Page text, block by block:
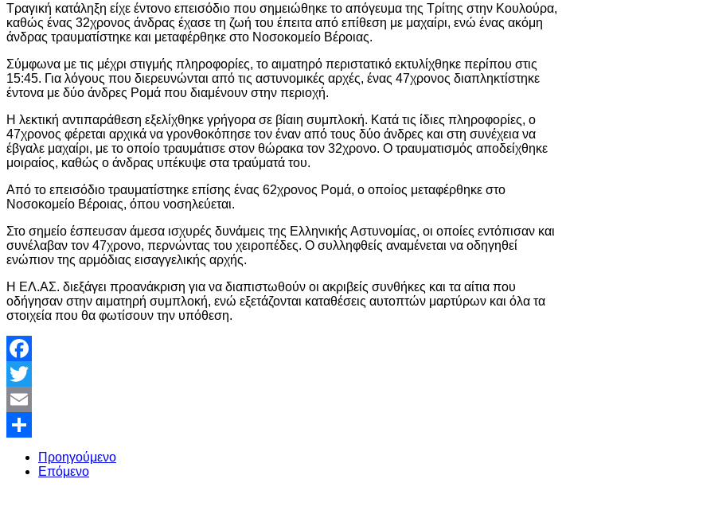
Τραγική κατάληξη είχε έντονο επεισόδιο που σημειώθηκε το απόγευμα της Τρίτης στην Κουλούρα,
καθώς ένας 32χρονος άνδρας έχασε τη ζωή του έπειτα από επίθεση με μαχαίρι, ενώ ένας ακόμη
άνδρας τραυματίστηκε και μεταφέρθηκε στο Νοσοκομείο Βέροιας.
Σύμφωνα με τις μέχρι στιγμής πληροφορίες, το αιματηρό περιστατικό εκτυλίχθηκε περίπου στις
15:45. Για λόγους που διερευνώνται από τις αστυνομικές αρχές, ένας 47χρονος διαπληκτίστηκε
έντονα με δύο άνδρες Ρομά που διαμένουν στην περιοχή.
Η λεκτική αντιπαράθεση εξελίχθηκε γρήγορα σε βίαιη συμπλοκή. Κατά τις ίδιες πληροφορίες, ο
47χρονος φέρεται αρχικά να γρονθοκόπησε τον έναν από τους δύο άνδρες και στη συνέχεια να
έβγαλε μαχαίρι, με το οποίο τραυμάτισε στον θώρακα τον 32χρονο. Ο τραυματισμός αποδείχθηκε
μοιραίος, καθώς ο άνδρας υπέκυψε στα τραύματά του.
Από το επεισόδιο τραυματίστηκε επίσης ένας 62χρονος Ρομά, ο οποίος μεταφέρθηκε στο
Νοσοκομείο Βέροιας, όπου νοσηλεύεται.
Στο σημείο έσπευσαν άμεσα ισχυρές δυνάμεις της Ελληνικής Αστυνομίας, οι οποίες εντόπισαν και
συνέλαβαν τον 47χρονο, περνώντας του χειροπέδες. Ο συλληφθείς αναμένεται να οδηγηθεί
ενώπιον της αρμόδιας εισαγγελικής αρχής.
Η ΕΛ.ΑΣ. διεξάγει προανάκριση για να διαπιστωθούν οι ακριβείς συνθήκες και τα αίτια που
οδήγησαν στην αιματηρή συμπλοκή, ενώ εξετάζονται καταθέσεις αυτοπτών μαρτύρων και όλα τα
στοιχεία που θα φωτίσουν την υπόθεση.
Facebook
Twitter
Email
Share
Προηγούμενο
Επόμενο